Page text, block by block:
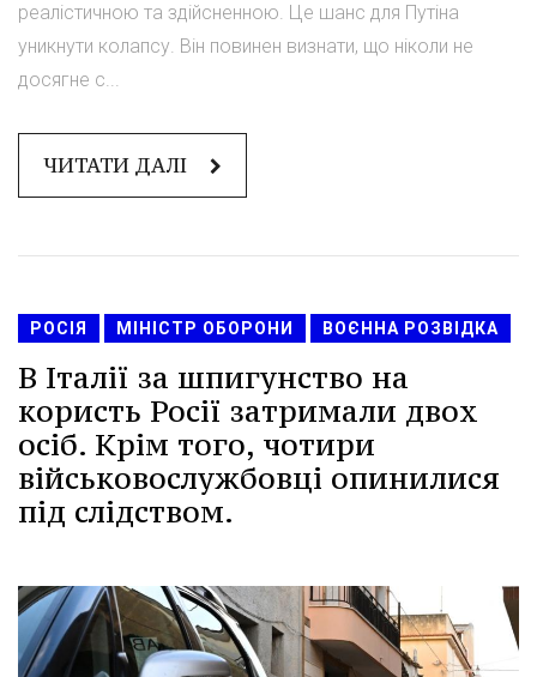
реалістичною та здійсненною. Це шанс для Путіна
уникнути колапсу. Він повинен визнати, що ніколи не
досягне с...
ЧИТАТИ ДАЛІ
РОСІЯ МІНІСТР ОБОРОНИ ВОЄННА РОЗВІДКА
В Італії за шпигунство на
користь Росії затримали двох
осіб. Крім того, чотири
військовослужбовці опинилися
під слідством.